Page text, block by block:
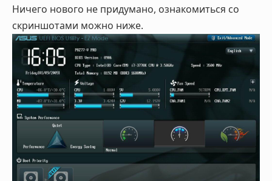
Ничего нового не придумано, ознакомиться со
скриншотами можно ниже.